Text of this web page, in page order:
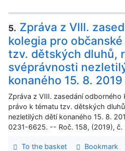
5. Zpráva z VIII.
kolegia pro
tzv. dětských dluhů,
svéprávnosti
konaného 15. 8. 2019
Zpráva z VIII. zasedání
právo k tématu tzv. dětských
nezletilých dětí konaného 15. 8.
0231-6625. -- Roč. 158, (2019), č.
To the basket
Bookmark